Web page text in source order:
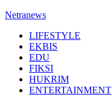
Netranews
LIFESTYLE
EKBIS
EDU
FIKSI
HUKRIM
ENTERTAINMENT